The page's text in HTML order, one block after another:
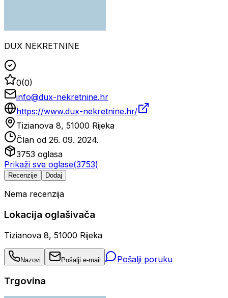
DUX NEKRETNINE
0(0)
info@dux-nekretnine.hr
https://www.dux-nekretnine.hr/
Tizianova 8, 51000 Rijeka
Član od 26. 09. 2024.
3753 oglasa
Prikaži sve oglase(3753)
Recenzije Dodaj
Nema recenzija
Lokacija oglašivača
Tizianova 8, 51000 Rijeka
Nazovi Pošalji e-mail Pošalji poruku
Trgovina